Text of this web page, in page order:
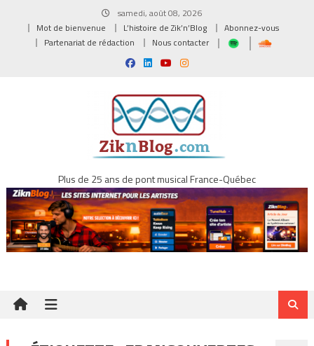
samedi, août 08, 2026
Mot de bienvenue
L’histoire de Zik’n’Blog
Abonnez-vous
Partenariat de rédaction
Nous contacter
Plus de 25 ans de pont musical France-Québec